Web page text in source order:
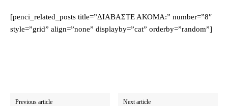
[penci_related_posts title=”ΔΙΑΒΑΣΤΕ ΑΚΟΜΑ:” number=”8″
style=”grid” align=”none” displayby=”cat” orderby=”random”]
Previous article Next article